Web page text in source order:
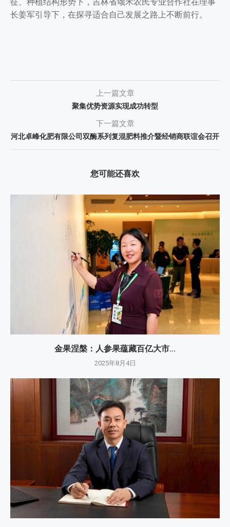
征、种植结构形势下，吉林省颂禾农民专业合作社在理事
长姜军引导下，在探寻适合自己发展之路上不断前行。
上一篇文章
聚集优势资源实现成功转型
下一篇文章
河北卓峰化肥有限公司双酶系列复混肥料推介暨经销商联谊会召开
您可能还喜欢
金果涅槃：人参果蕴藏百亿大市...
2025年8月4日